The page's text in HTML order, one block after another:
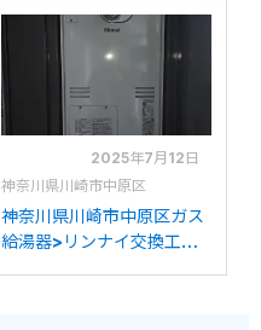
A2400AT2-3(A)への交換
2025年7月12日
神奈川県川崎市中原区
神奈川県川崎市中原区ガス
給湯器>リンナイ交換工事